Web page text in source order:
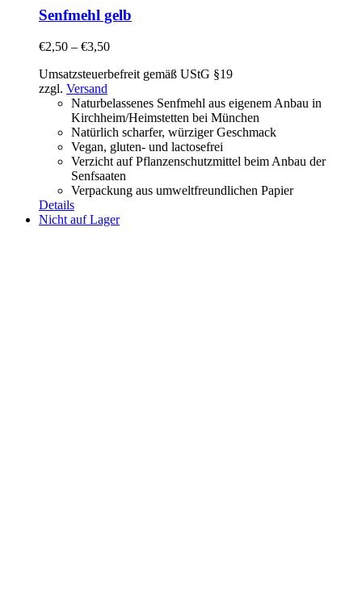
Senfmehl gelb
€2,50 – €3,50
Umsatzsteuerbefreit gemäß UStG §19
zzgl. Versand
Naturbelassenes Senfmehl aus eigenem Anbau in
Kirchheim/Heimstetten bei München
Natürlich scharfer, würziger Geschmack
Vegan, gluten- und lactosefrei
Verzicht auf Pflanzenschutzmittel beim Anbau der
Senfsaaten
Verpackung aus umweltfreundlichen Papier
Details
Nicht auf Lager